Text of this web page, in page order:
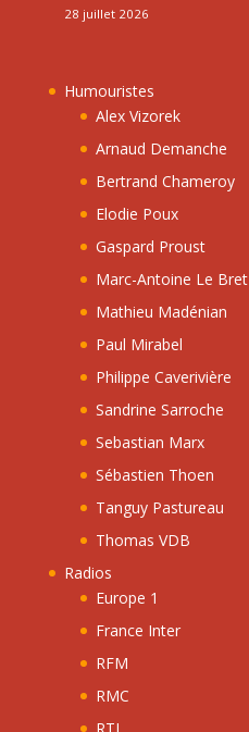
28 juillet 2026
Humouristes
Alex Vizorek
Arnaud Demanche
Bertrand Chameroy
Elodie Poux
Gaspard Proust
Marc-Antoine Le Bret
Mathieu Madénian
Paul Mirabel
Philippe Caverivière
Sandrine Sarroche
Sebastian Marx
Sébastien Thoen
Tanguy Pastureau
Thomas VDB
Radios
Europe 1
France Inter
RFM
RMC